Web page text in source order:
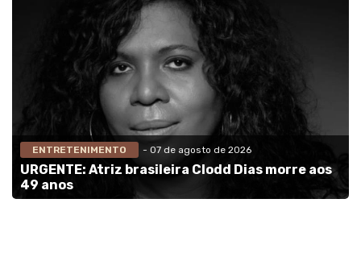
ENTRETENIMENTO - 07 de agosto de 2026
URGENTE: Atriz brasileira Clodd Dias morre aos
49 anos